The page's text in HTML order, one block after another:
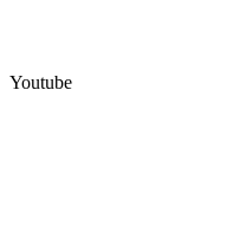
Youtube